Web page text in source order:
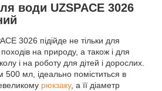
води UZSPACE 3026
3026 підійде не тільки для
на природу, а також і для
і на роботу для дітей і дорослих.
мл, ідеально поміститься в
рюкзаку, а її діаметр